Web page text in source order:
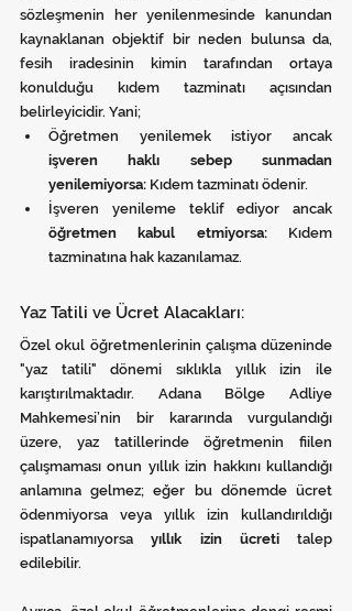
sözleşmenin her yenilenmesinde kanundan
kaynaklanan objektif bir neden bulunsa da,
fesih iradesinin kimin tarafından ortaya
konulduğu kıdem tazminatı açısından
belirleyicidir. Yani;
işveren haklı sebep sunmadan
yenilemiyorsa: Kıdem tazminatı ödenir.
öğretmen kabul etmiyorsa: Kıdem
tazminatına hak kazanılamaz.
Yaz Tatili ve Ücret Alacakları:
Özel okul öğretmenlerinin çalışma düzeninde
"yaz tatili" dönemi sıklıkla yıllık izin ile
karıştırılmaktadır. Adana Bölge Adliye
Mahkemesi’nin bir kararında vurgulandığı
üzere, yaz tatillerinde öğretmenin fiilen
çalışmaması onun yıllık izin hakkını kullandığı
anlamına gelmez; eğer bu dönemde ücret
ödenmiyorsa veya yıllık izin kullandırıldığı
ispatlanamıyorsa yıllık izin ücreti talep
edilebilir.